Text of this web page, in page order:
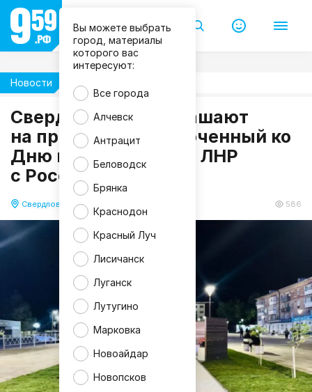
Вы можете выбрать
город, материалы
которого вас
интересуют:
Все города
Алчевск
Антрацит
Беловодск
Брянка
Краснодон
Красный Луч
Лисичанск
Луганск
Лутугино
Марковка
Новоайдар
Новопсков
Новости
Свердловчан приглашают
на праздник, приуроченный ко
Дню воссоединения ЛНР
с Россией
Свердловск 29.09.2025 18:17 586